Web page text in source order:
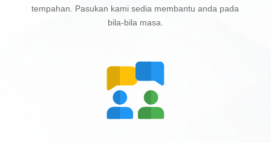
tempahan. Pasukan kami sedia membantu anda pada
bila-bila masa.